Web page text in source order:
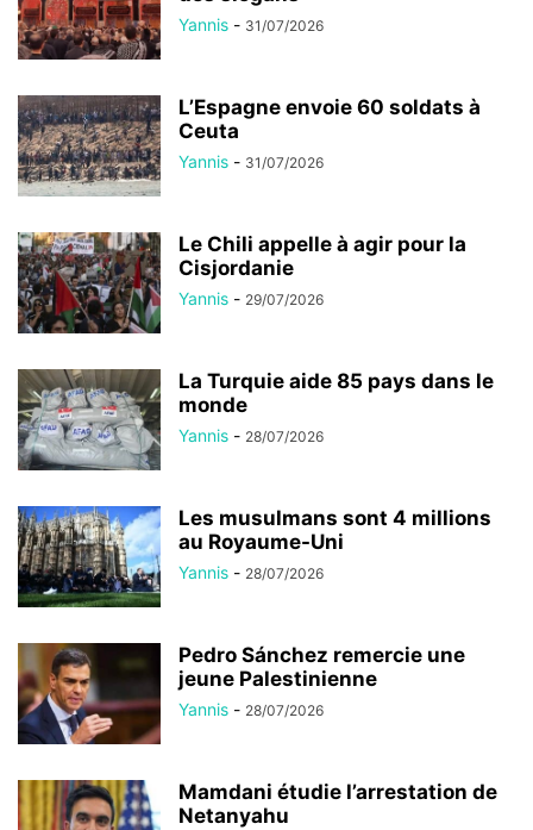
Yannis - 31/07/2026
L’Espagne envoie 60 soldats à
Ceuta
Yannis - 31/07/2026
Le Chili appelle à agir pour la
Cisjordanie
Yannis - 29/07/2026
La Turquie aide 85 pays dans le
monde
Yannis - 28/07/2026
Les musulmans sont 4 millions
au Royaume-Uni
Yannis - 28/07/2026
Pedro Sánchez remercie une
jeune Palestinienne
Yannis - 28/07/2026
Mamdani étudie l’arrestation de
Netanyahu